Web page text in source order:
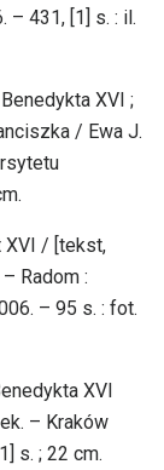
– 431, [1] s. : il.
XVI ;
/ Ewa J.
XVI / [tekst,
Radom :
– 95 s. : fot.
XVI
– Kraków
s. ; 22 cm.